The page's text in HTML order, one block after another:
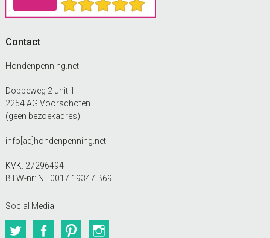
Contact
Hondenpenning.net
Dobbeweg 2 unit 1
2254 AG Voorschoten
(geen bezoekadres)
info[ad]hondenpenning.net
KVK: 27296494
BTW-nr: NL 0017 19347 B69
Social Media
TwitterFacebookPinterest